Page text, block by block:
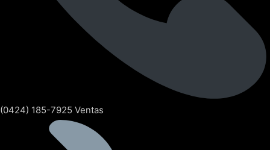
(0424) 185-7925 Ventas